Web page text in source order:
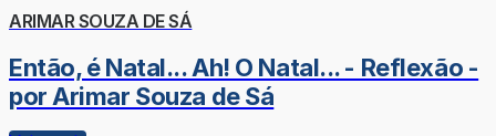
ARIMAR SOUZA DE SÁ
Então, é Natal... Ah! O Natal... - Reflexão -
por Arimar Souza de Sá